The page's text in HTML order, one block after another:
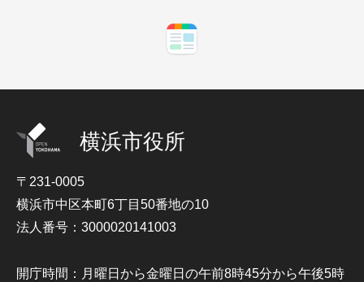
横浜市役所
〒231-0005
横浜市中区本町6丁目50番地の10
法人番号：3000020141003
開庁時間：月曜日から金曜日の午前8時45分から午後5時